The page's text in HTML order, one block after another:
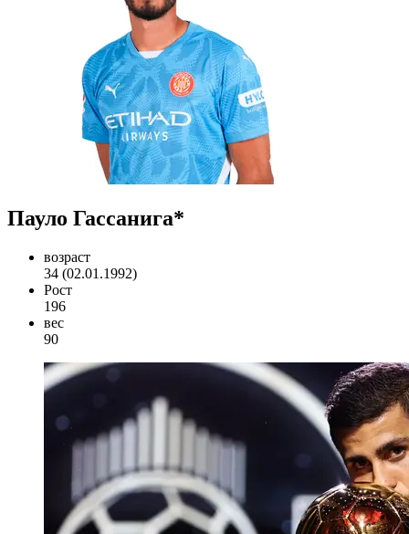
Пауло Гассанига*
возраст
34 (02.01.1992)
Рост
196
вес
90